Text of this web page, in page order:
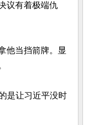
议有着极端仇
他当挡箭牌。显
是让习近平没时